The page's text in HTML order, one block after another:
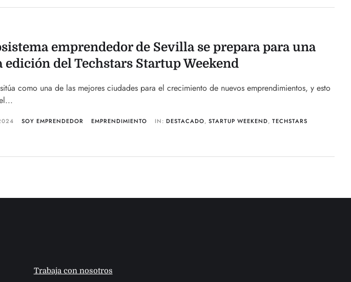
emprendedor de Sevilla se prepara para una
edición del Techstars Startup Weekend
como una de las mejores ciudades para el crecimiento de nuevos emprendimientos, y esto
SOY EMPRENDEDOR EMPRENDIMIENTO IN:DESTACADO,STARTUP WEEKEND,TECHSTARS
Trabaja con nosotros